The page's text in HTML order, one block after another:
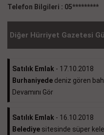
Telefon Bilgileri : 05*********
Diğer Hürriyet Gazetesi
Satılık Emlak - 17.10.2018
Burhaniyede deniz gören
Devamını Gör
Satılık Emlak - 16.10.2018
Belediye sitesinde süper